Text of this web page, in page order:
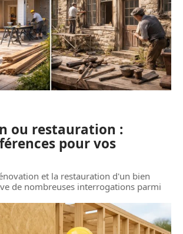
ou restauration :
pour vos
et la restauration d'un bien
de nombreuses interrogations parmi